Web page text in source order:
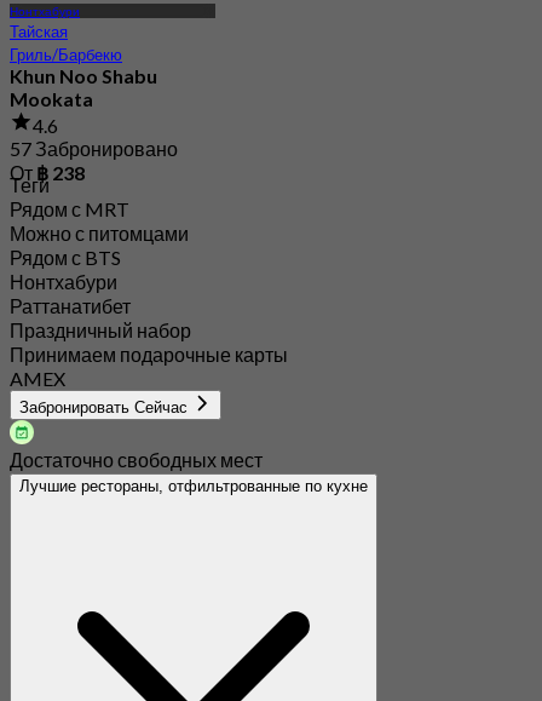
Нонтхабури
Тайская
Гриль/Барбекю
Khun Noo Shabu
Mookata
4.6
57 Забронировано
От ฿ 238
Теги
Рядом с MRT
Можно с питомцами
Рядом с BTS
Нонтхабури
Раттанатибет
Праздничный набор
Принимаем подарочные карты
AMEX
Забронировать Сейчас
Достаточно свободных мест
Лучшие рестораны, отфильтрованные по кухне